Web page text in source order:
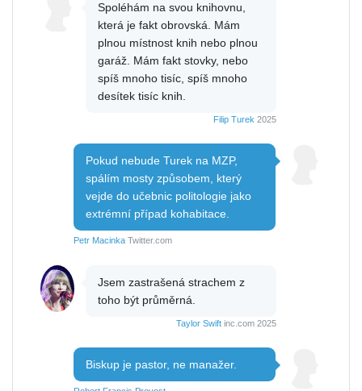
Spoléhám na svou knihovnu,
která je fakt obrovská. Mám
plnou místnost knih nebo plnou
garáž. Mám fakt stovky, nebo
spíš mnoho tisíc, spíš mnoho
desítek tisíc knih.
Filip Turek 2025
Pokud nebude Turek na MZP,
spálím mosty způsobem, který
vejde do učebnic politologie jako
extrémní případ kohabitace.
Petr Macinka Twitter.com
Jsem zastrašená strachem z
toho být průměrná.
Taylor Swift inc.com 2025
Biskup je pastor, ne manažer.